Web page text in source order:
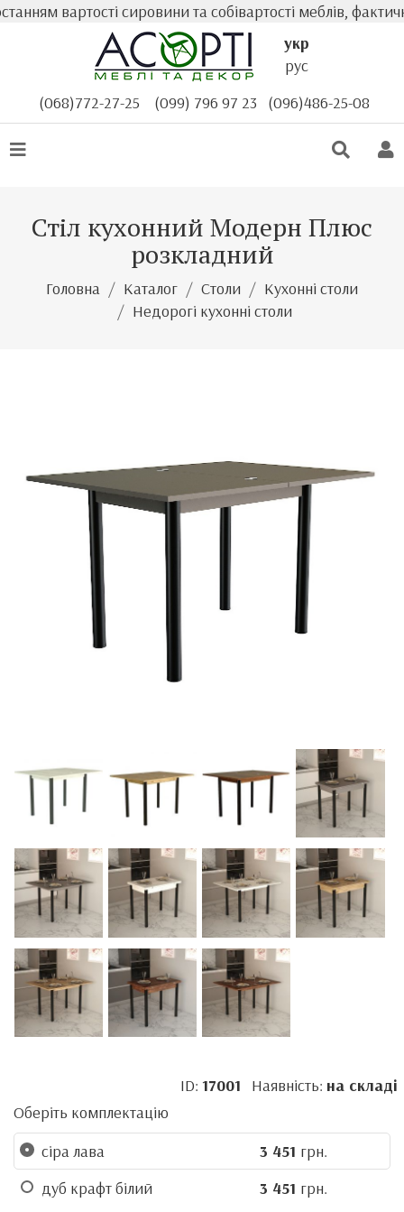
вартості сировини та собівартості меблів, фактична
укр
рус
(068)772-27-25
(099) 796 97 23 (096)486-25-08
Стіл кухонний Модерн Плюс
розкладний
Головна Каталог Столи
Кухонні столи
Недорогі кухонні столи
ID: 17001 Наявність: на складі
Оберіть комплектацію
сіра лава
3 451 грн.
дуб крафт білий
3 451 грн.